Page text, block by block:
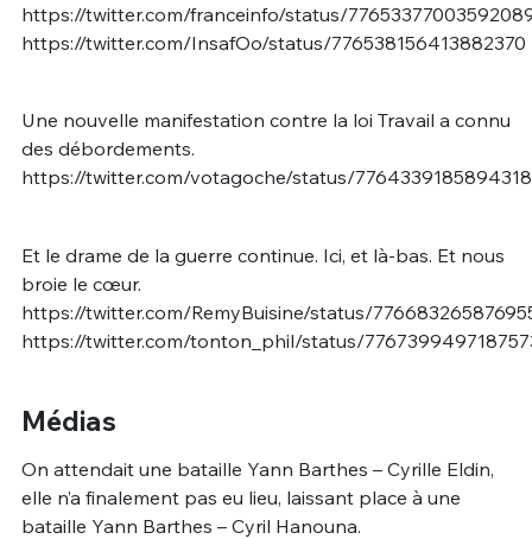
https://twitter.com/franceinfo/status/
https://twitter.com/InsafOo/status/776538156413882370
Une nouvelle manifestation contre la loi Travail a connu
des débordements.
https://twitter.com/votagoche/status/
Et le drame de la guerre continue. Ici, et là-bas. Et nous
broie le cœur.
https://twitter.com/RemyBuisine/status/
https://twitter.com/tonton_phil/status/
Médias
On attendait une bataille Yann Barthes – Cyrille Eldin,
elle n’a finalement pas eu lieu, laissant place à une
bataille Yann Barthes – Cyril Hanouna.